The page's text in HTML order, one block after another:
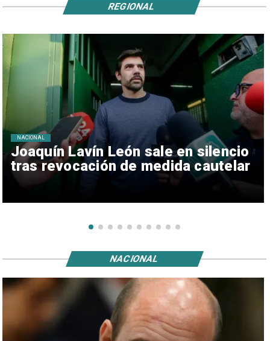
Joaquín Lavín León sale en silencio
tras revocación de medida cautelar
NACIONAL
REGIONAL
NACIONAL